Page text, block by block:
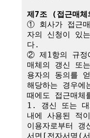
제7조 (접근매
① 회사가 접근
자의 신청이 있
다.
② 제1항의 규정
매체의 갱신 또
용자의 동의를
해당하는 경우에
때에도 접근매
1. 갱신 또는 대
내에 사용된 적
이용자로부터
서면[전자서명(